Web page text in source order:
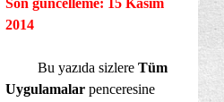
Son güncelleme: 15 Kasım
2014
Bu yazıda sizlere Tüm
Uygulamalar penceresine